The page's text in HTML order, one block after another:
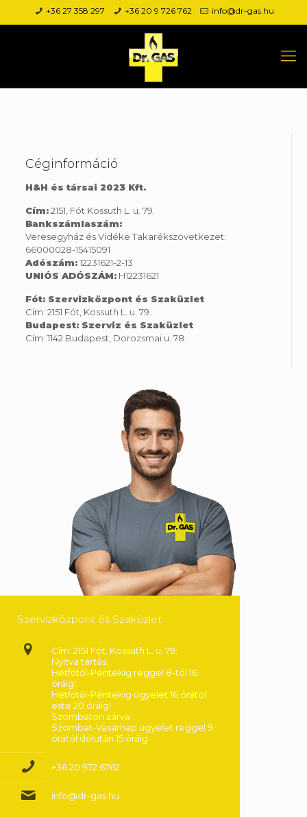
+36 27 358 297 +36 20 9 726 762 info@dr-gas.hu
Céginformáció
H&H és társai 2023 Kft.
Cím:2151, Fót Kossuth L. u. 79.
Bankszámlaszám:
Veresegyház és Vidéke Takarékszövetkezet:
66000028-15415091
Adószám:12231621-2-13
UNIÓS ADÓSZÁM:H12231621
Fót: Szervizközpont és Szaküzlet
Cím: 2151 Fót, Kossuth L. u. 79.
Budapest: Szerviz és Szaküzlet
Cím: 1142 Budapest, Dorozsmai u. 78.
Szervizközpont és Szaküzlet
Cím: 2151 Fót, Kossuth L. u. 79.
Nyitva tartás:
Hétfőtől-Péntekig reggel 8-tól 16
óráig!
Hétfőtől-Péntekig ügyelet 16 órától
este 20 óráig!
Szombaton zárva
Szombat-Vasárnap ügyelet reggel 9
órától délután 15 óráig
+36 20 972 6762
info@dr-gas.hu